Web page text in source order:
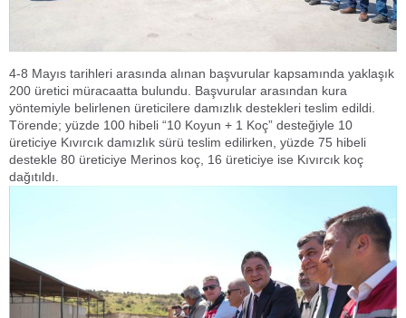
4-8 Mayıs tarihleri arasında alınan başvurular kapsamında yaklaşık
200 üretici müracaatta bulundu. Başvurular arasından kura
yöntemiyle belirlenen üreticilere damızlık destekleri teslim edildi.
Törende; yüzde 100 hibeli “10 Koyun + 1 Koç” desteğiyle 10
üreticiye Kıvırcık damızlık sürü teslim edilirken, yüzde 75 hibeli
destekle 80 üreticiye Merinos koç, 16 üreticiye ise Kıvırcık koç
dağıtıldı.